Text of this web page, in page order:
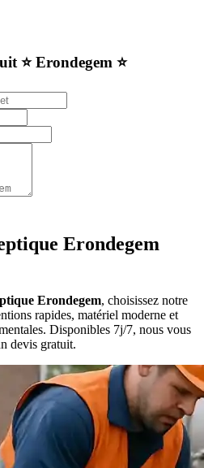
⭐️ Erondegem ⭐️
Erondegem
Erondegem, choisissez notre
rapides, matériel moderne et
Disponibles 7j/7, nous vous
devis gratuit.